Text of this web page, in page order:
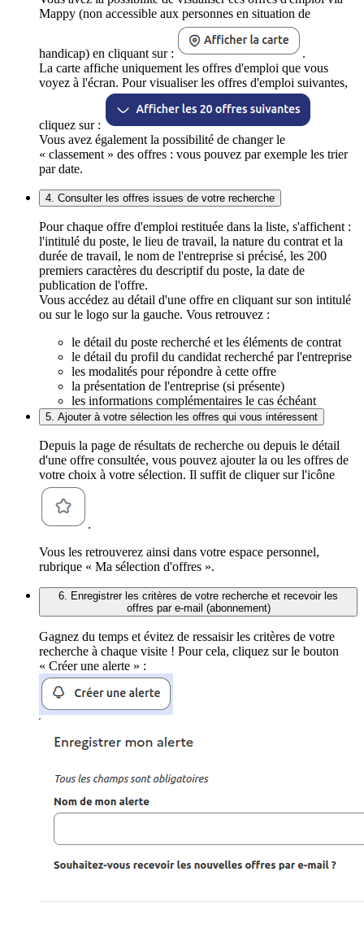
Mappy (non accessible aux personnes en situation de
handicap) en cliquant sur :
.
La carte affiche uniquement les offres d'emploi que vous
voyez à l'écran. Pour visualiser les offres d'emploi suivantes,
cliquez sur :
Vous avez également la possibilité de changer le
« classement » des offres : vous pouvez par exemple les trier
par date.
4. Consulter les offres issues de votre recherche
Pour chaque offre d'emploi restituée dans la liste, s'affichent :
l'intitulé du poste, le lieu de travail, la nature du contrat et la
durée de travail, le nom de l'entreprise si précisé, les 200
premiers caractères du descriptif du poste, la date de
publication de l'offre.
Vous accédez au détail d'une offre en cliquant sur son intitulé
ou sur le logo sur la gauche. Vous retrouvez :
le détail du poste recherché et les éléments de contrat
le détail du profil du candidat recherché par l'entreprise
les modalités pour répondre à cette offre
la présentation de l'entreprise (si présente)
les informations complémentaires le cas échéant
5. Ajouter à votre sélection les offres qui vous intéressent
Depuis la page de résultats de recherche ou depuis le détail
d'une offre consultée, vous pouvez ajouter la ou les offres de
votre choix à votre sélection. Il suffit de cliquer sur l'icône
.
Vous les retrouverez ainsi dans votre espace personnel,
rubrique « Ma sélection d'offres ».
6. Enregistrer les critères de votre recherche et recevoir les
offres par e-mail (abonnement)
Gagnez du temps et évitez de ressaisir les critères de votre
recherche à chaque visite ! Pour cela, cliquez sur le bouton
« Créer une alerte » :